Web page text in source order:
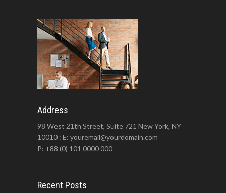
Address
98 West 21th Street, Suite 721 New York, NY
10010 : E: youremail@yourdomain.com
P: +88 (0) 101 0000 000
Recent Posts